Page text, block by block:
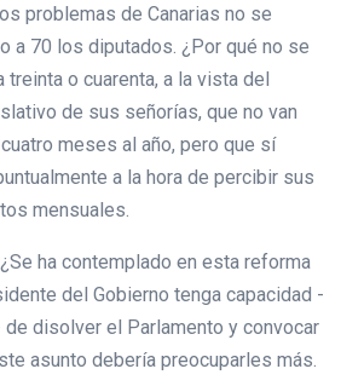
problemas de Canarias no se
a 70 los diputados. ¿Por qué no se
o cuarenta, a la vista del
de sus señorías, que no van
meses al año, pero que sí
a la hora de percibir sus
mensuales.
ha contemplado en esta reforma
del Gobierno tenga capacidad -
disolver el Parlamento y convocar
asunto debería preocuparles más.